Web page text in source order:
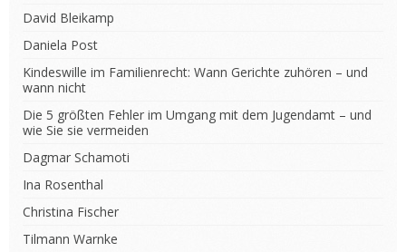
David Bleikamp
Daniela Post
Kindeswille im Familienrecht: Wann Gerichte zuhören – und
wann nicht
Die 5 größten Fehler im Umgang mit dem Jugendamt – und
wie Sie sie vermeiden
Dagmar Schamoti
Ina Rosenthal
Christina Fischer
Tilmann Warnke